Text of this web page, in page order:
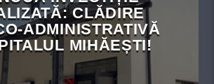
CLĂDIRE
ADMINISTRATIVĂ
MIHĂEȘTI!​